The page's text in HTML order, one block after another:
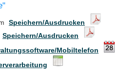
Speichern/Ausdrucken
Speichern/Ausdrucken
Mobiltelefon